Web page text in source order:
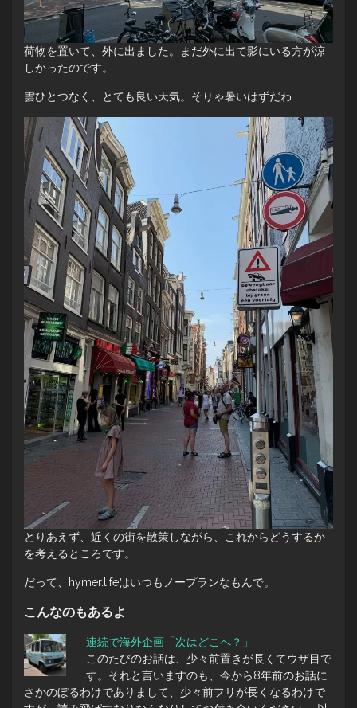
荷物を置いて、外に出ました。まだ外に出て影にいる方が涼
しかったのです。
雲ひとつなく、とても良い天気。そりゃ暑いはずだわ
とりあえず、近くの街を散策しながら、これからどうするか
を考えるところです。
だって、hymer.lifeはいつもノープランなもんで。
こんなのもあるよ
連続で海外企画「次はどこへ？」
このたびのお話は、少々前置きが長くてウザ目で
す。それと言いますのも、今から8年前のお話に
さかのぼるわけでありまして、少々前フリが長くなるわけで